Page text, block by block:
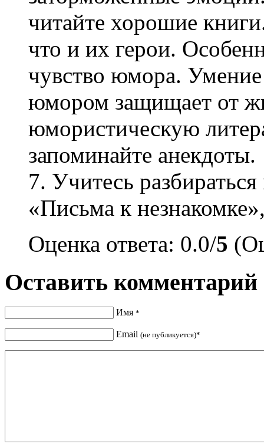
читайте хорошие
что и их герои.
чувство юмора. Умение
юмором защищает от
юмористическую
запоминайте анекдоты.
7. Учитесь
«Письма к
Оценка ответа: 0.0/5
Оставить комментарий
Имя *
Email (не публикуется)*